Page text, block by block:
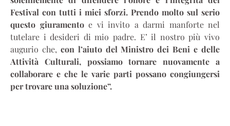
Festival con tutti i miei sforzi. Prendo molto sul serio
questo giuramento e vi invito a darmi manforte nel
tutelare i desideri di mio padre. E’ il nostro più vivo
augurio che, con l’aiuto del Ministro dei Beni e delle
Attività Culturali, possiamo tornare nuovamente a
collaborare e che le varie parti possano congiungersi
per trovare una soluzione”.